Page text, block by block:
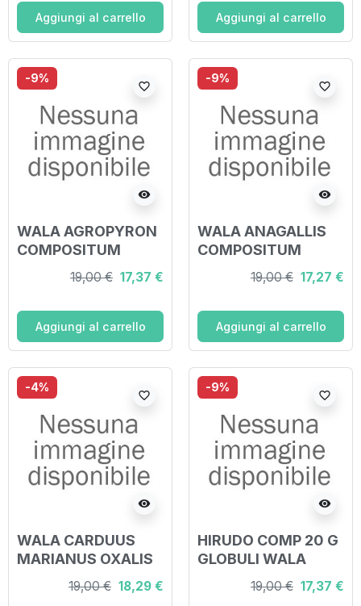
Aggiungi al carrello Aggiungi al carrello
-9%
visibility
favorite_border
WALA AGROPYRON
COMPOSITUM
GLOBULI 20 G
19,00 € 17,37 €
Aggiungi al carrello
-9%
visibility
favorite_border
WALA ANAGALLIS
COMPOSITUM
GLOBULI 20 G
19,00 € 17,27 €
Aggiungi al carrello
-4%
visibility
favorite_border
WALA CARDUUS
MARIANUS OXALIS
GLOBULI 20 G
19,00 € 18,29 €
-9%
visibility
favorite_border
HIRUDO COMP 20 G
GLOBULI WALA
19,00 € 17,37 €